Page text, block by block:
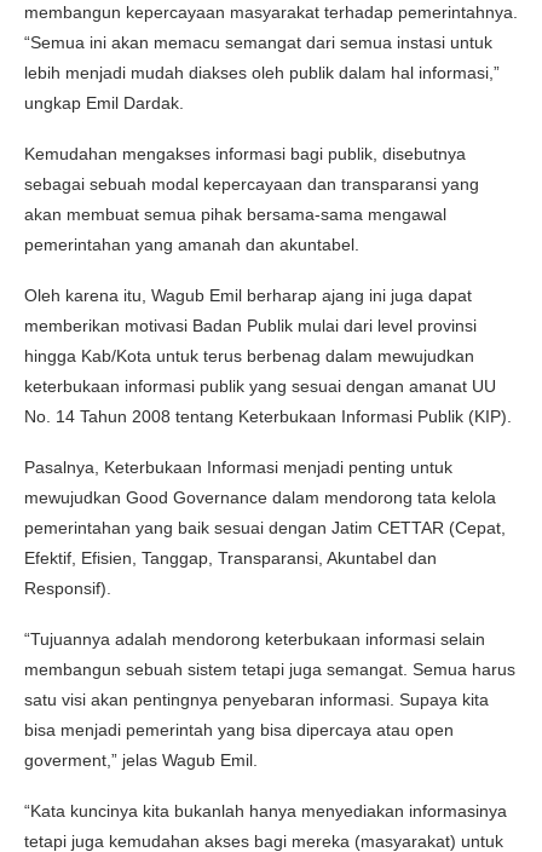
membangun kepercayaan masyarakat terhadap pemerintahnya.
“Semua ini akan memacu semangat dari semua instasi untuk
lebih menjadi mudah diakses oleh publik dalam hal informasi,”
ungkap Emil Dardak.
Kemudahan mengakses informasi bagi publik, disebutnya
sebagai sebuah modal kepercayaan dan transparansi yang
akan membuat semua pihak bersama-sama mengawal
pemerintahan yang amanah dan akuntabel.
Oleh karena itu, Wagub Emil berharap ajang ini juga dapat
memberikan motivasi Badan Publik mulai dari level provinsi
hingga Kab/Kota untuk terus berbenag dalam mewujudkan
keterbukaan informasi publik yang sesuai dengan amanat UU
No. 14 Tahun 2008 tentang Keterbukaan Informasi Publik (KIP).
Pasalnya, Keterbukaan Informasi menjadi penting untuk
mewujudkan Good Governance dalam mendorong tata kelola
pemerintahan yang baik sesuai dengan Jatim CETTAR (Cepat,
Efektif, Efisien, Tanggap, Transparansi, Akuntabel dan
Responsif).
“Tujuannya adalah mendorong keterbukaan informasi selain
membangun sebuah sistem tetapi juga semangat. Semua harus
satu visi akan pentingnya penyebaran informasi. Supaya kita
bisa menjadi pemerintah yang bisa dipercaya atau open
goverment,” jelas Wagub Emil.
“Kata kuncinya kita bukanlah hanya menyediakan informasinya
tetapi juga kemudahan akses bagi mereka (masyarakat) untuk